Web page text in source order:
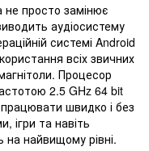
просто замінює
аудіосистему
системі Android
всіх звичних
Процесор
2.5 GHz 64 bit
швидко і без
ігри та навіть
на найвищому рівні.